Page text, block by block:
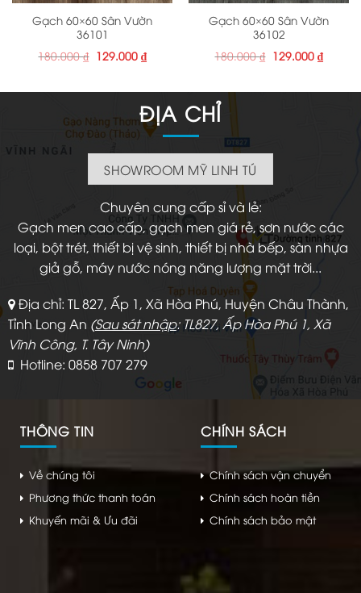
Gạch 60×60 Sân Vườn
36101
180.000₫ Giá
gốc
129.000 ₫Giá
hiện
129.000 ₫.
Gạch 60×60 Sân Vườn
36102
180.000₫ Giá
gốc
129.000 ₫Giá
hiện
ĐỊA CHỈ
SHOWROOM MỸ LINH TÚ
Chuyên cung cấp sỉ và lẻ:
Gạch men cao cấp, gạch men giá rẻ, sơn nước các
loại, bột trét, thiết bị vệ sinh, thiết bị nhà bếp, sàn nhựa
giả gỗ, máy nước nóng năng lượng mặt trời...
Địa chỉ: TL 827, Ấp 1, Xã Hòa Phú, Huyện Châu Thành,
Tỉnh Long An (Sau sát nhập: TL827, Ấp Hòa Phú 1, Xã
Vĩnh Công, T. Tây Ninh)
Hotline: 0858 707 279
THÔNG TIN
Về chúng tôi
Phương thức thanh toán
Khuyến mãi & Ưu đãi
CHÍNH SÁCH
Chính sách vận chuyển
Chính sách hoàn tiền
Chính sách bảo mật